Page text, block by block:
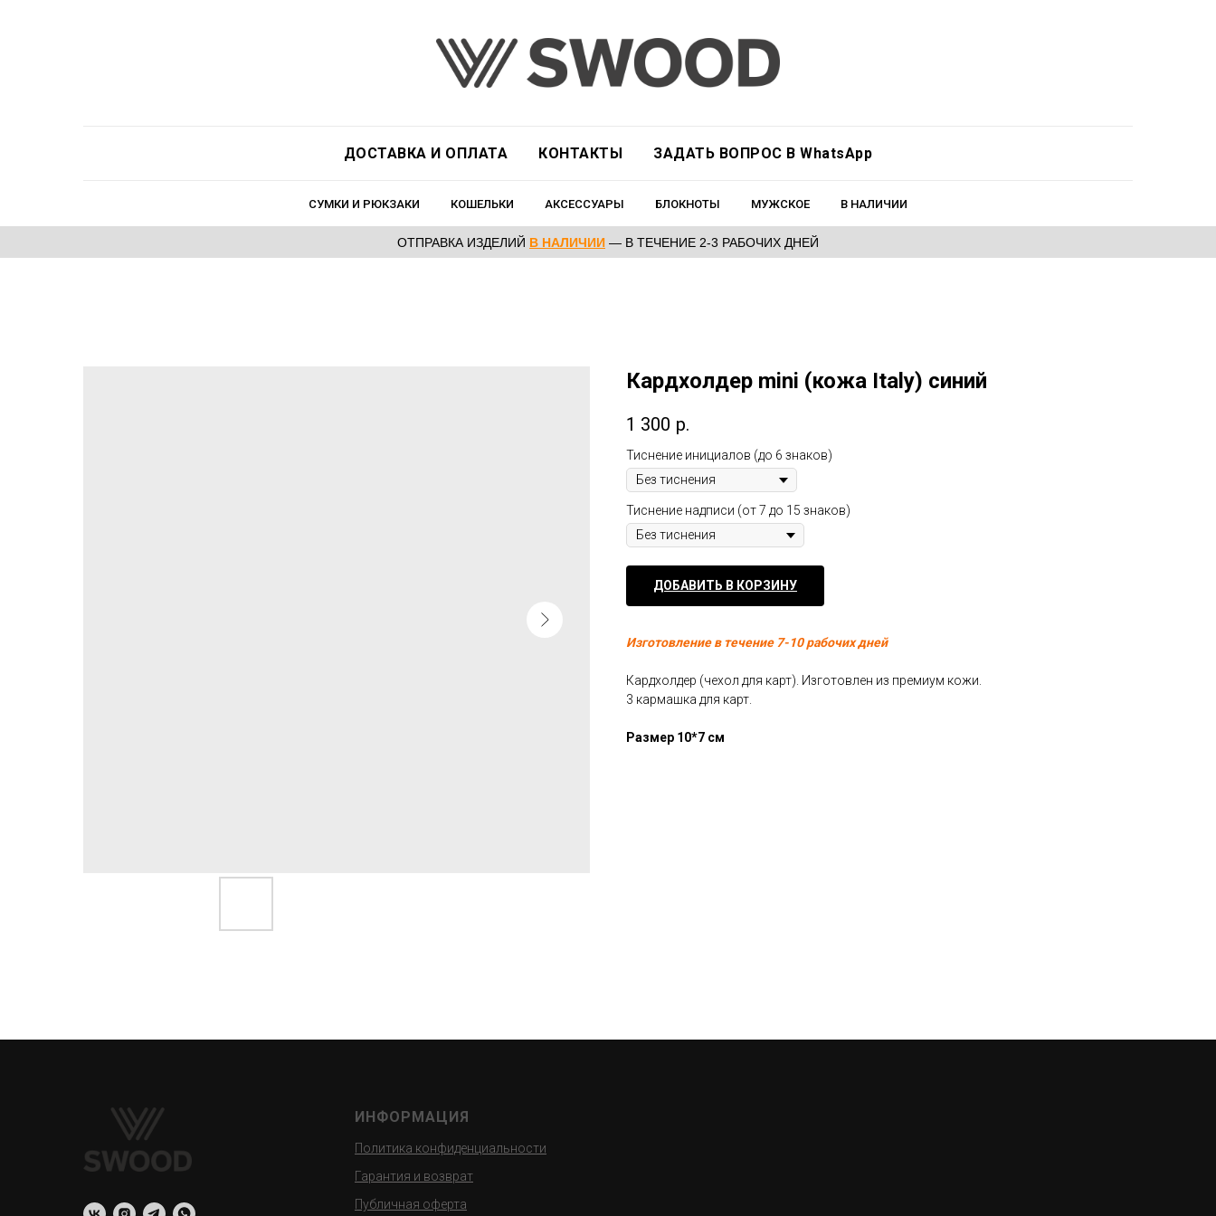
ДОСТАВКА И ОПЛАТА КОНТАКТЫ ЗАДАТЬ ВОПРОС В WhatsApp
СУМКИ И РЮКЗАКИ КОШЕЛЬКИ АКСЕССУАРЫ БЛОКНОТЫ МУЖСКОЕ В НАЛИЧИИ
ОТПРАВКА ИЗДЕЛИЙ В НАЛИЧИИ — В ТЕЧЕНИЕ 2-3 РАБОЧИХ ДНЕЙ
Кардхолдер mini (кожа Italy) синий
1 300 р.
Тиснение инициалов (до 6 знаков)
Тиснение надписи (от 7 до 15 знаков)
ДОБАВИТЬ В КОРЗИНУ
Изготовление в течение 7-10 рабочих дней
Кардхолдер (чехол для карт). Изготовлен из премиум кожи.
3 кармашка для карт.
Размер 10*7 см
ИНФОРМАЦИЯ
Политика конфиденциальности
Гарантия и возврат
Публичная оферта